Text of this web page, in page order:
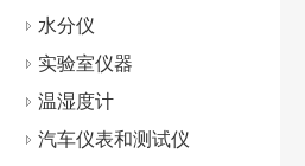
水分仪
实验室仪器
温湿度计
汽车仪表和测试仪